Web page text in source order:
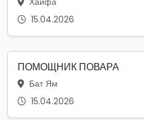
15.04.2026
ПОМОЩНИК ПОВАРА
Бат Ям
15.04.2026